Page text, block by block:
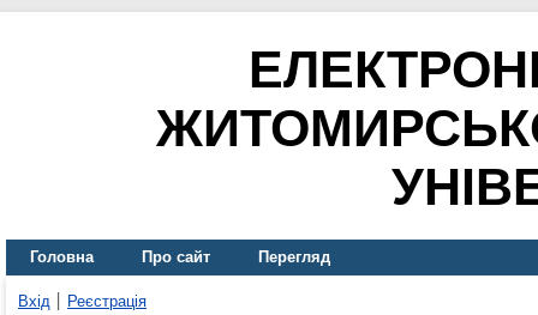
Головна Про сайт Перегляд
Вхід Реєстрація